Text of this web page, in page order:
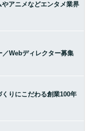
やアニメなどエンタメ業界
／Webディレクター募集
くりにこだわる創業100年